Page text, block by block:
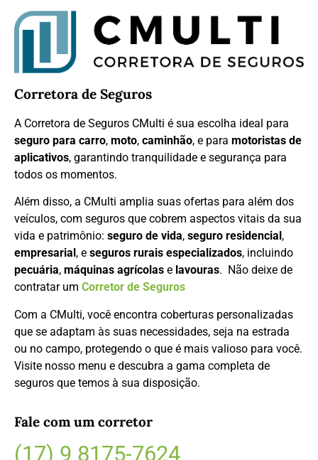
Corretora de Seguros
A Corretora de Seguros CMulti é sua escolha ideal para
seguro para carro, moto, caminhão, e para motoristas de
aplicativos, garantindo tranquilidade e segurança para
todos os momentos.
Além disso, a CMulti amplia suas ofertas para além dos
veículos, com seguros que cobrem aspectos vitais da sua
vida e patrimônio: seguro de vida, seguro residencial ,
empresarial , e seguros rurais especializados, incluindo
pecuária, máquinas agrícolas e lavouras. Não deixe de
contratar um Corretor de Seguros
Com a CMulti, você encontra coberturas personalizadas
que se adaptam às suas necessidades, seja na estrada
ou no campo, protegendo o que é mais valioso para você.
Visite nosso menu e descubra a gama completa de
seguros que temos à sua disposição.
Fale com um corretor
(17) 9 8175-7624